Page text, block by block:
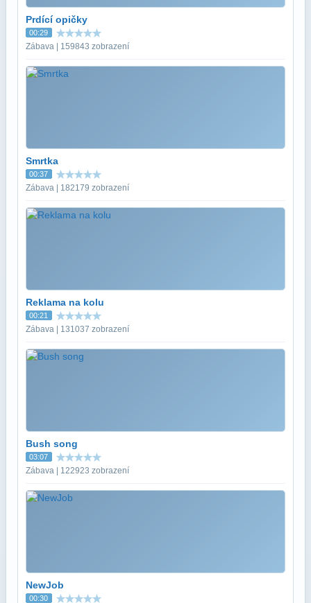
Prdící opičky
00:29
Zábava | 159843 zobrazení
Smrtka
00:37
Zábava | 182179 zobrazení
Reklama na kolu
00:21
Zábava | 131037 zobrazení
Bush song
03:07
Zábava | 122923 zobrazení
NewJob
00:30